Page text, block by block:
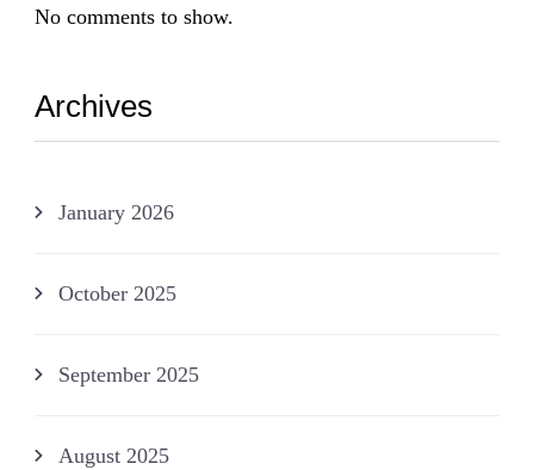
No comments to show.
Archives
January 2026
October 2025
September 2025
August 2025